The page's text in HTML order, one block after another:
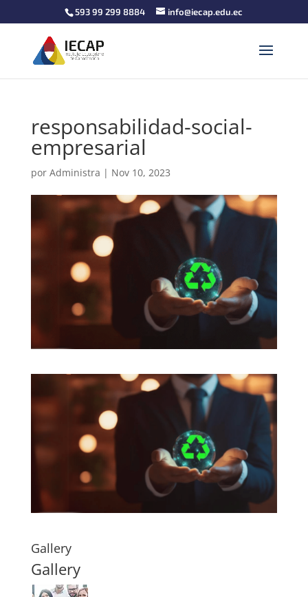
593 99 299 8884 info@iecap.edu.ec
responsabilidad-social-
empresarial
por Administra | Nov 10, 2023
Gallery
Gallery